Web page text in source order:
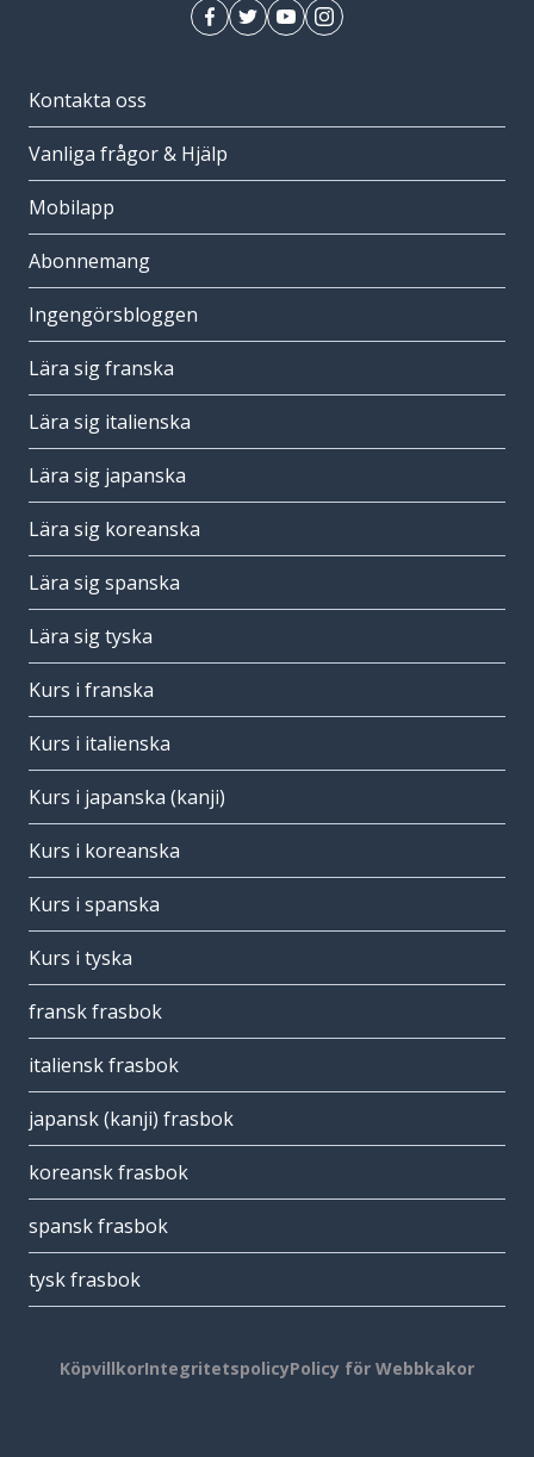
Kontakta oss
Vanliga frågor & Hjälp
Mobilapp
Abonnemang
Ingengörsbloggen
Lära sig franska
Lära sig italienska
Lära sig japanska
Lära sig koreanska
Lära sig spanska
Lära sig tyska
Kurs i franska
Kurs i italienska
Kurs i japanska (kanji)
Kurs i koreanska
Kurs i spanska
Kurs i tyska
fransk frasbok
italiensk frasbok
japansk (kanji) frasbok
koreansk frasbok
spansk frasbok
tysk frasbok
KöpvillkorIntegritetspolicyPolicy för Webbkakor